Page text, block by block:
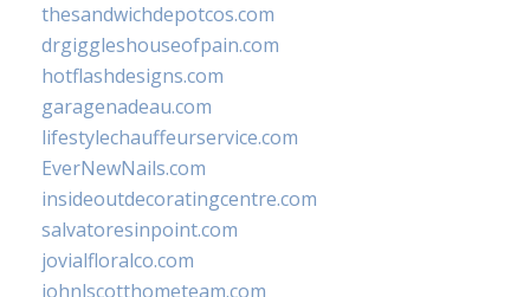
thesandwichdepotcos.com
drgiggleshouseofpain.com
hotflashdesigns.com
garagenadeau.com
lifestylechauffeurservice.com
EverNewNails.com
insideoutdecoratingcentre.com
salvatoresinpoint.com
jovialfloralco.com
johnlscotthometeam.com